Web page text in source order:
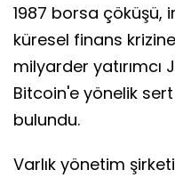
1987 borsa çöküşü,
küresel finans
milyarder
Bitcoin'e yönelik
bulundu.
Varlık yönetim